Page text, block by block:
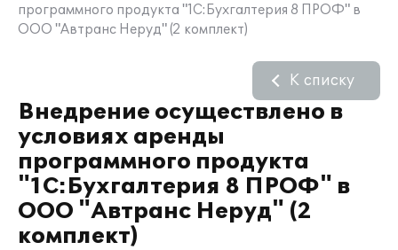
программного продукта "1С:Бухгалтерия 8 ПРОФ" в
ООО "Автранс Неруд" (2 комплект)
Внедрение осуществлено в
условиях аренды
программного продукта
"1С:Бухгалтерия 8 ПРОФ" в
ООО "Автранс Неруд" (2
комплект)
К списку